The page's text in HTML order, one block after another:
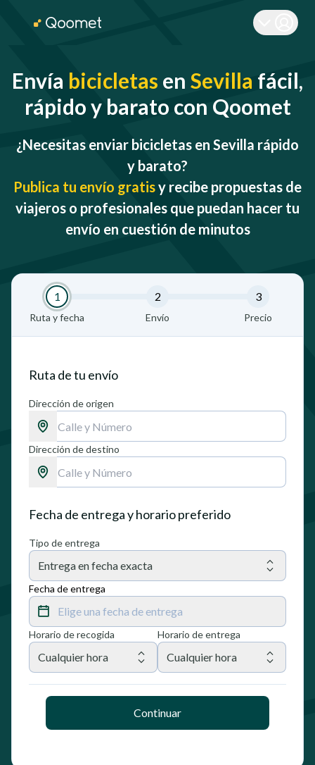
Envía bicicletas en Sevilla fácil,
rápido y barato con Qoomet
¿Necesitas enviar bicicletas en Sevilla rápido
y barato?
Publica tu envío gratisy recibe propuestas de
viajeros o profesionales que puedan hacer tu
envío en cuestión de minutos
1
Ruta y fecha
2
Envío
3
Precio
Ruta de tu envío
Dirección de origen
Dirección de destino
Fecha de entrega y horario preferido
Tipo de entrega
Entrega en fecha exacta
Fecha de entrega
Elige una fecha de entrega
Horario de recogida
Cualquier hora
Horario de entrega
Cualquier hora
Continuar